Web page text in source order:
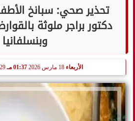
تحذير صحي: سبانخ
دكتور براجر ملوثة
وبنسلفانيا
الأربعاء 18 مارس 2026 01:37 مـ 29 رمضان 1447